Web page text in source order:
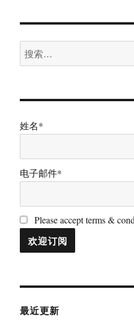
搜
索：
姓名*
电子邮件*
Please accept terms &
最近更新